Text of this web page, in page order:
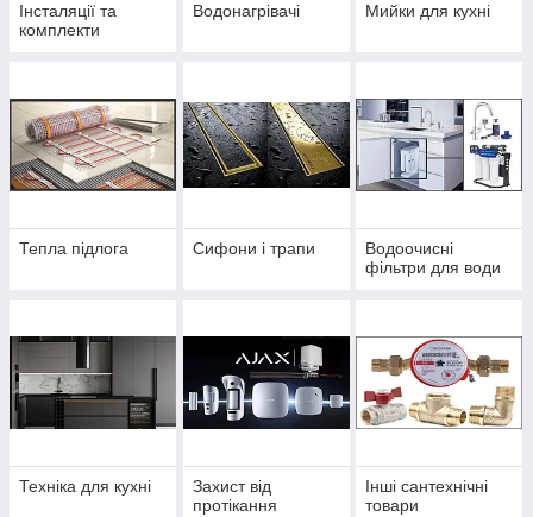
Інсталяції та
комплекти
Водонагрівачі Мийки для кухні
Тепла підлога Сифони і трапи
Водоочисні
фільтри для води
Техніка для кухні
Захист від
протікання
Інші сантехнічні
товари